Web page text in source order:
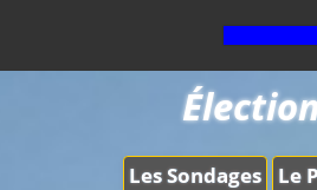
Les Sondages Le